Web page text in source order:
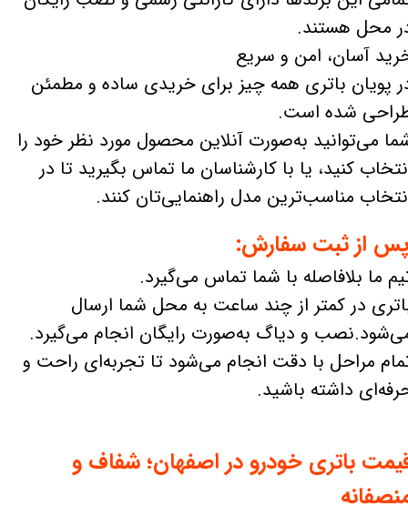
پس از ثبت سفارش:
باتری خودرو در اصفهان؛ شفاف و
ما بلافاصله با شما تماس می‌گیرد.
در کمتر از چند ساعت به محل شما ارسال
و دیاگ به‌صورت رایگان انجام می‌گیرد.
مراحل با دقت انجام می‌شود تا تجربه‌ای راحت و
داشته باشید.
محل هستند.
آسان، امن و سریع
پویان باتری همه چیز برای خریدی ساده و مطمئن
شده است.
می‌توانید به‌صورت آنلاین محصول مورد نظر خود را
کنید، یا با کارشناسان ما تماس بگیرید تا در
مناسب‌ترین مدل راهنمایی‌تان کنند.